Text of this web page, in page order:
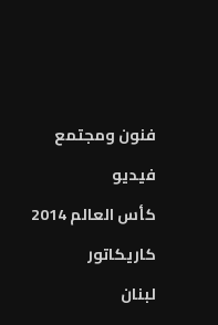
فنون ومجتمع
فيديو
كأس العالم 2014
كاريكاتور
لبنان